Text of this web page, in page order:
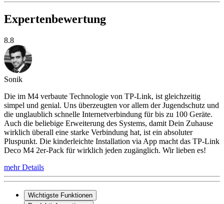
Expertenbewertung
8.8
Sonik
Die im M4 verbaute Technologie von TP-Link, ist gleichzeitig
simpel und genial. Uns überzeugten vor allem der Jugendschutz und
die unglaublich schnelle Internetverbindung für bis zu 100 Geräte.
Auch die beliebige Erweiterung des Systems, damit Dein Zuhause
wirklich überall eine starke Verbindung hat, ist ein absoluter
Pluspunkt. Die kinderleichte Installation via App macht das TP-Link
Deco M4 2er-Pack für wirklich jeden zugänglich. Wir lieben es!
mehr Details
Wichtigste Funktionen